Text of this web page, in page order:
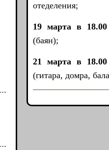
отеделения;
19 марта в 18.00
(баян);
21 марта в 18.00
(гитара, домра,